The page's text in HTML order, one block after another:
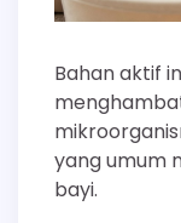
Bahan aktif
yang umum
bayi.